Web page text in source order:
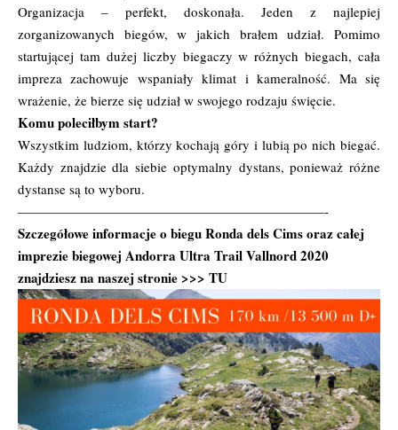
Organizacja – perfekt, doskonała. Jeden z najlepiej
zorganizowanych biegów, w jakich brałem udział. Pomimo
startującej tam dużej liczby biegaczy w różnych biegach, cała
impreza zachowuje wspaniały klimat i kameralność. Ma się
wrażenie, że bierze się udział w swojego rodzaju święcie.
Komu poleciłbym start?
Wszystkim ludziom, którzy kochają góry i lubią po nich biegać.
Każdy znajdzie dla siebie optymalny dystans, ponieważ różne
dystanse są to wyboru.
———————————————————————-
Szczegółowe informacje o biegu Ronda dels Cims oraz całej
imprezie biegowej Andorra Ultra Trail Vallnord 2020
znajdziesz na naszej stronie >>> TU